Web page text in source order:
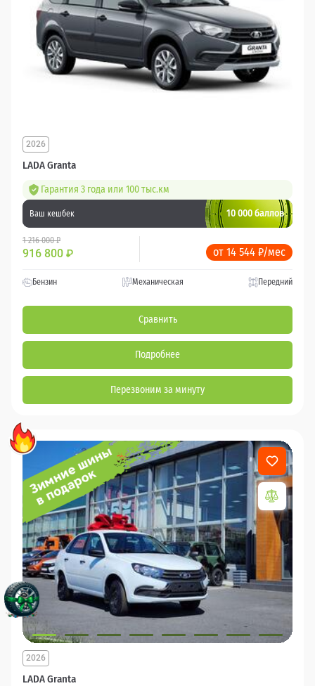
LADA Granta
2026
Гарантия 3 года или 100 тыс.км
Ваш кешбек 10 000 баллов
1 216 000 ₽
916 800 ₽ от 14 544 ₽/мес
Бензин Механическая Передний
Сравнить
Подробнее
Перезвоним за минуту
LADA Granta
2026